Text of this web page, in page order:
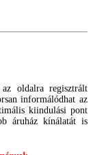
az oldalra regisztrált
informálódhat az
kiindulási pont
áruház kínálatát is